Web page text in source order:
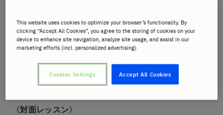
▼ レッスン開講 ▼
クリスマス・年末年始の開講状況は以下の通りです。
対面レッスンとオンラインレッスンで開講日が異なり
ますので、ご注意ください。
〈対面レッスン〉
This website uses cookies to optimize your browser’s functionality. By
clicking “Accept All Cookies”, you agree to the storing of cookies on your
device to enhance site navigation, analyze site usage, and assist in our
marketing efforts (incl. personalized advertising).
Accept All Cookies
Cookies Settings